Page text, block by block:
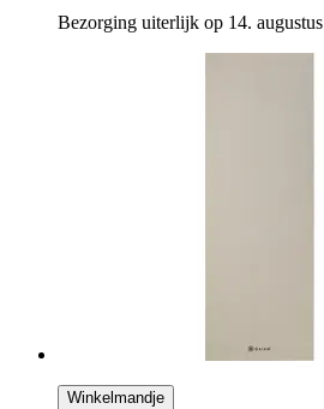
Bezorging uiterlijk op 14. augustus
Winkelmandje